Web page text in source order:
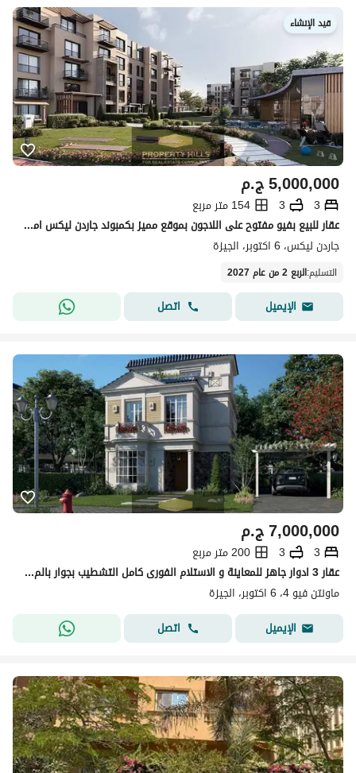
قيد الإنشاء
ج.م5,000,000
3
3
154 متر مربع
عقار للبيع بفيو مفتوح على اللاجون بموقع مميز بكمبوند جاردن ليكس امام بالم هيلز
جاردن ليكس، 6 اكتوبر، الجيزة
التسليم:الربع 2 من عام 2027
الإيميل اتصل
ج.م7,000,000
3
3
200 متر مربع
عقار 3 ادوار جاهز للمعاينة و الاستلام الفورى كامل التشطيب بجوار بالم هيلز و دقائق من نيو جيزة
ماونتن فيو 4، 6 اكتوبر، الجيزة
الإيميل
اتصل